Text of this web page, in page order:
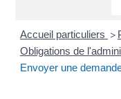
Accueil particuliers >
Obligations de
Envoyer une